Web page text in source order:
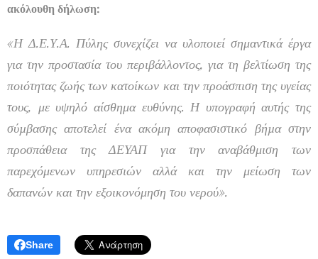
ακόλουθη δήλωση:
«Η Δ.Ε.Υ.Α. Πύλης συνεχίζει να υλοποιεί σημαντικά έργα
για την προστασία του περιβάλλοντος, για τη βελτίωση της
ποιότητας ζωής των κατοίκων και την προάσπιση της υγείας
τους, με υψηλό αίσθημα ευθύνης. Η υπογραφή αυτής της
σύµβασης αποτελεί ένα ακόμη αποφασιστικό βήµα στην
προσπάθεια της ΔΕΥΑΠ για την αναβάθμιση των
παρεχόμενων υπηρεσιών αλλά και την μείωση των
δαπανών και την εξοικονόμηση του νερού».
Share